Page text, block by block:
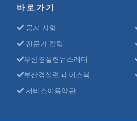
바로가기
공지 사항
전문가 칼럼
부산경실련뉴스레터
부산경실련 페이스북
서비스이용약관